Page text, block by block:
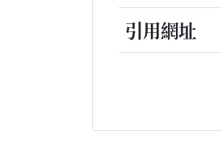
引用網址